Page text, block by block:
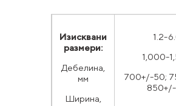
Изисквани
размери:
Дебелина,
мм
Ширина,
1.2-
1,000-
700+/-50;